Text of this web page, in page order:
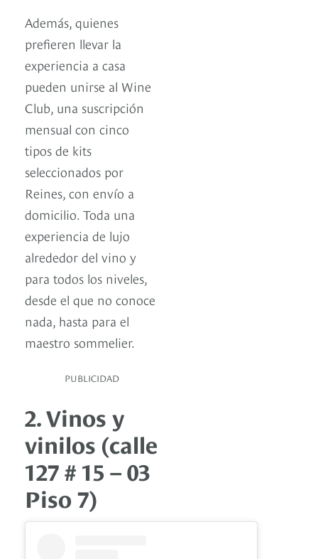
Además, quienes
prefieren llevar la
experiencia a casa
pueden unirse al Wine
Club, una suscripción
mensual con cinco
tipos de kits
seleccionados por
Reines, con envío a
domicilio. Toda una
experiencia de lujo
alrededor del vino y
para todos los niveles,
desde el que no conoce
nada, hasta para el
maestro sommelier.
PUBLICIDAD
2. Vinos y
vinilos (calle
127 # 15 – 03
Piso 7)